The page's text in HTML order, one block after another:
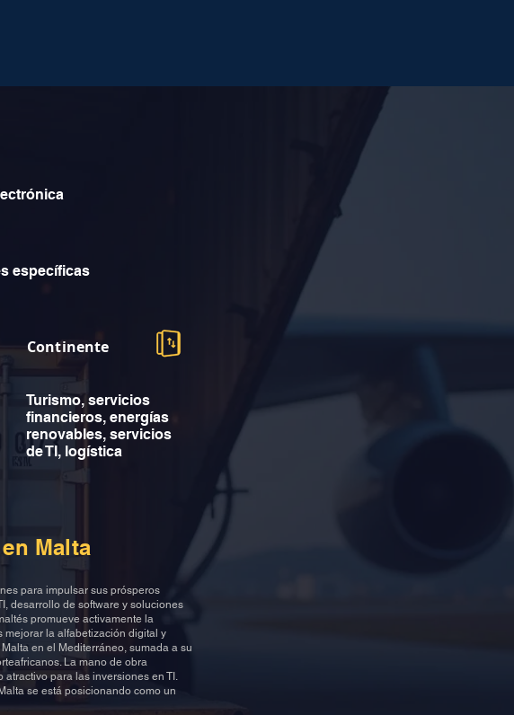
específicas
Continente
Turismo, servicios
financieros, energías
renovables, servicios
de TI, logística
Malta
para impulsar sus prósperos
desarrollo de software y soluciones
promueve activamente la
mejorar la alfabetización digital y
en el Mediterráneo, sumada a su
La mano de obra
para las inversiones en TI.
se está posicionando como un